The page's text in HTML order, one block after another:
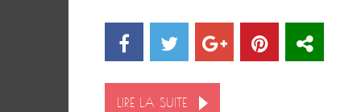
LIRE LA SUITE